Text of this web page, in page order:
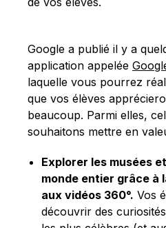
Google a publié il y a
application appelée
laquelle vous pourrez
que vos élèves
beaucoup. Parmi elles,
souhaitons mettre en
Explorer les musées
monde entier grâce à
aux vidéos 360°. Vos
découvrir des